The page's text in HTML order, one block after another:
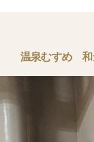
温泉むすめ 和